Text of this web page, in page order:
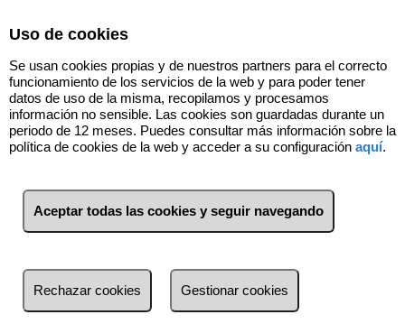
29 Inmuebles Barrio de Salamanca
(Madrid)
Lista Mapa Filtros
Menos reciente
Uso de cookies
Se usan cookies propias y de nuestros partners para el correcto
funcionamiento de los servicios de la web y para poder tener
datos de uso de la misma, recopilamos y procesamos
información no sensible. Las cookies son guardadas durante un
periodo de 12 meses. Puedes consultar más información sobre la
política de cookies de la web y acceder a su configuración aquí.
Aceptar todas las cookies y seguir navegando
Rechazar cookies Gestionar cookies